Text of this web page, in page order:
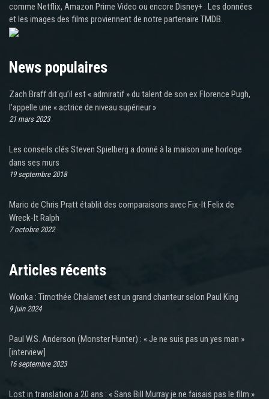
comme Netflix, Amazon Prime Video ou encore Disney+ . Les données
et les images des films proviennent de notre partenaire TMDB.
News populaires
Zach Braff dit qu’il est « admiratif » du talent de son ex Florence Pugh,
l’appelle une « actrice de niveau supérieur »
21 mars 2023
Les conseils clés Steven Spielberg a donné à la maison une horloge
dans ses murs
19 septembre 2018
Mario de Chris Pratt établit des comparaisons avec Fix-It Felix de
Wreck-It Ralph
7 octobre 2022
Articles récents
Wonka : Timothée Chalamet est un grand chanteur selon Paul King
9 juin 2024
Paul W.S. Anderson (Monster Hunter) : « Je ne suis pas un yes man »
[interview]
16 septembre 2023
Lost in translation a 20 ans : « Sans Bill Murray je ne faisais pas le film »